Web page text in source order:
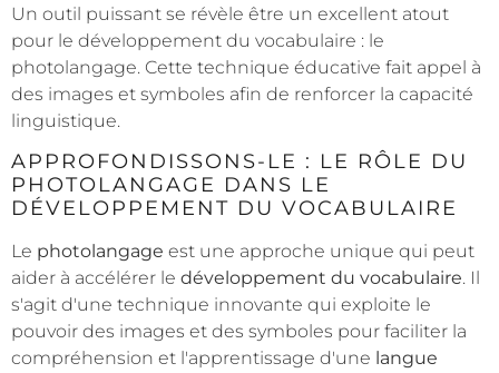
Un outil puissant se révèle être un excellent atout
pour le développement du vocabulaire : le
photolangage. Cette technique éducative fait appel à
des images et symboles afin de renforcer la capacité
linguistique.
APPROFONDISSONS-LE : LE RÔLE DU
PHOTOLANGAGE DANS LE
DÉVELOPPEMENT DU VOCABULAIRE
Le photolangage est une approche unique qui peut
aider à accélérer le développement du vocabulaire. Il
s'agit d'une technique innovante qui exploite le
pouvoir des images et des symboles pour faciliter la
compréhension et l'apprentissage d'une langue